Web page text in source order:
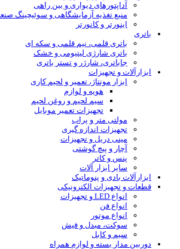
آداپتورهای دیواری و بین راهی
منبع تغذیه آزمایشگاهی و سوئیچینگ
اینورتر و کانورتر
باتری
باتری قلمی، نیم قلمی و سکه ای
باتری شارژی لیتیومی و خشک
جاباتری، شارژر و تستر باتری
ابزارآلات و تجهیزات
ابزار مونتاژ، تعمیر و لحیم کاری
هویه و لوازم
سیم لحیم و روغن لحیم
تجهیزات تعمیر موبایل
مولتی متر و پراب
تجهیزات اندازه گیری
مینی دریل و تجهیزات
آچار و پیچ گوشتی
پنس و کاتر
سایر ابزار آلات
ابزارآلات بادی و پنوماتیک
قطعات و تجهیزات الکترونیکی
انواع LED و تجهیزات
انواع فن
انواع موتور
سوکت، مبدل و فیش
سیم و کابل
دوربین مدار بسته و لوازم همراه